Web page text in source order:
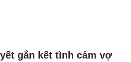
gắn kết tình cảm vợ